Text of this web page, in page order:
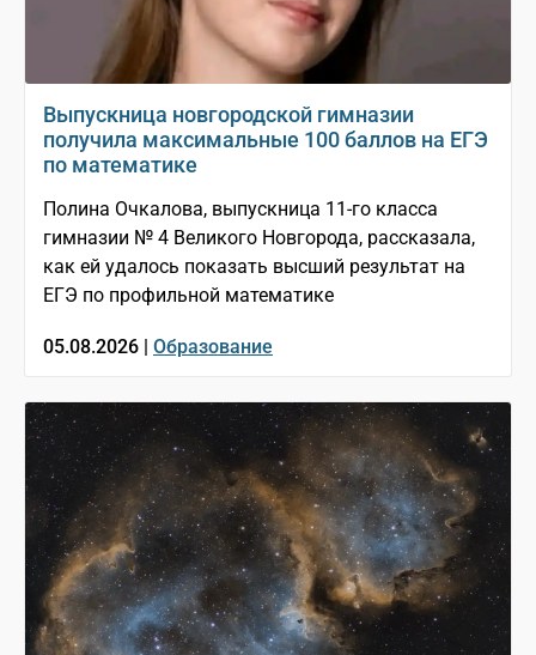
Выпускница новгородской гимназии
получила максимальные 100 баллов на ЕГЭ
по математике
Полина Очкалова, выпускница 11-го класса
гимназии № 4 Великого Новгорода, рассказала,
как ей удалось показать высший результат на
ЕГЭ по профильной математике
05.08.2026 | Образование